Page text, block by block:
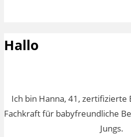
Hallo
Ich bin Hanna, 41, zertifizierte
Fachkraft für babyfreundliche
Jungs.